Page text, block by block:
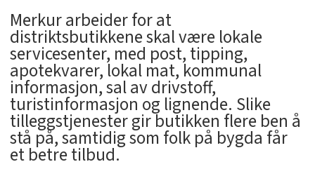
Merkur arbeider for at
distriktsbutikkene skal være lokale
servicesenter, med post, tipping,
apotekvarer, lokal mat, kommunal
informasjon, sal av drivstoff,
turistinformasjon og lignende. Slike
tilleggstjenester gir butikken flere ben å
stå på, samtidig som folk på bygda får
et betre tilbud.